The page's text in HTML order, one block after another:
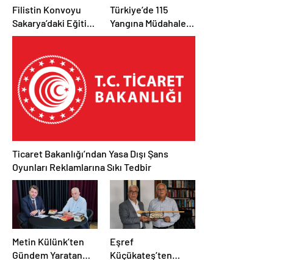
Filistin Konvoyu
Sakarya’daki Eğitim
Kampını
Etabı Başlıyor
Türkiye’de 115
Yangına Müdahale
Edildi: 110’u Kontrol
Ticaret Bakanlığı’ndan Yasa Dışı Şans
Oyunları Reklamlarına Sıkı Tedbir
Metin Külünk’ten
Gündem Yaratan
Eşref
Küçükateş’ten